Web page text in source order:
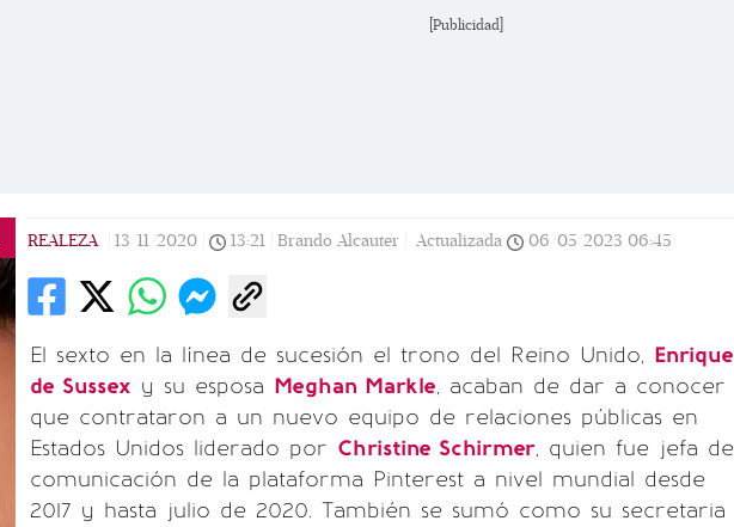
[Publicidad]
REALEZA 13/11/2020 13:21 Brando Alcauter | Actualizada 06/05/2023 06:45
El sexto en la línea de sucesión el trono del Reino Unido, Enrique
de Sussex y su esposa Meghan Markle, acaban de dar a conocer
que contrataron a un nuevo equipo de relaciones públicas en
Estados Unidos liderado por Christine Schirmer, quien fue jefa de
comunicación de la plataforma Pinterest a nivel mundial desde
2017 y hasta julio de 2020. También se sumó como su secretaria